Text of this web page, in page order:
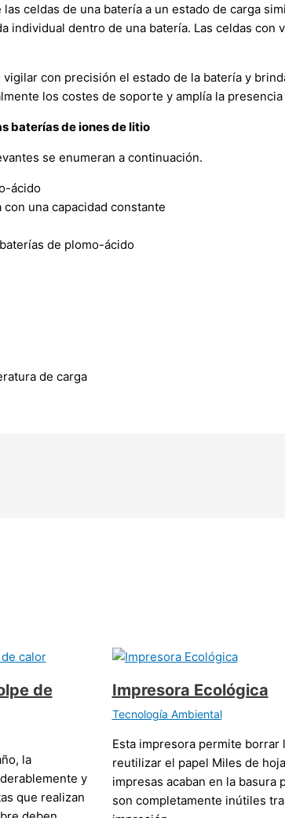
celdas de una batería a un estado de carga
individual dentro de una batería. Las celdas con
con precisión el estado de la batería y
los costes de soporte y amplía la
baterías de iones de litio
se enumeran a continuación.
ácido
una capacidad constante
de plomo-ácido
de carga
de
la
y
que realizan
Impresora Ecológica
Tecnología Ambiental
Esta impresora permite borrar
reutilizar el papel Miles de
impresas acaban en la basura
son completamente inútiles